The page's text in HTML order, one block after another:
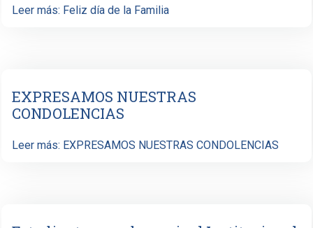
Leer más: Feliz día de la Familia
EXPRESAMOS NUESTRAS
CONDOLENCIAS
Leer más: EXPRESAMOS NUESTRAS CONDOLENCIAS